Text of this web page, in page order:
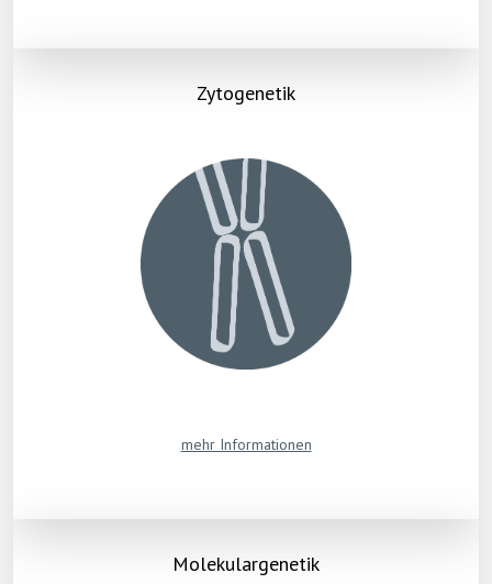
Zytogenetik
mehr Informationen
Molekulargenetik